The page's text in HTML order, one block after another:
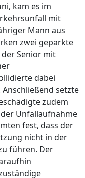
kam es im
mit
Mann aus
zwei geparkte
der Senior mit
dabei
setzte
zudem
der Unfallaufnahme
fest, dass der
nicht in der
führen. Der